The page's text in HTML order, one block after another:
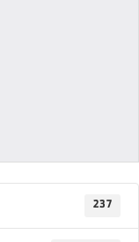
237